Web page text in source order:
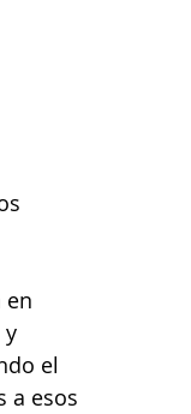
en
y
el
a esos